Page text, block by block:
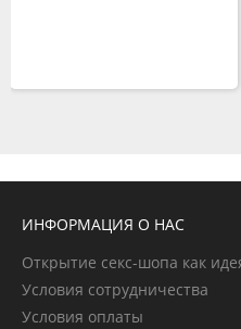
ИНФОРМАЦИЯ О НАС
Открытие секс-шопа как
Условия сотрудничества
Условия оплаты